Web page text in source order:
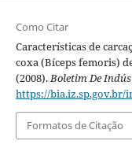
Como Citar
Características de
coxa (Bíceps femoris)
(2008).Boletim De
https://bia.iz.sp.gov.br/
Formatos de Citação